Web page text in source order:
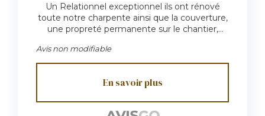
Un Relationnel exceptionnel ils ont rénové
toute notre charpente ainsi que la couverture,
une propreté permanente sur le chantier,
grandement les services de Renovaz
Avis non modifiable
En savoir plus